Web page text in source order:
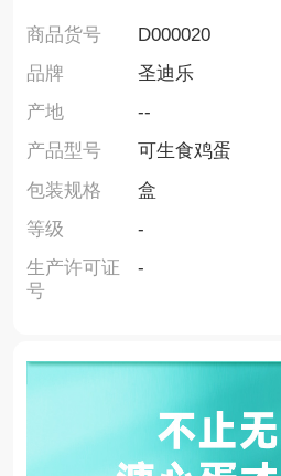
商品货号
D000020
品牌
圣迪乐
产地
--
产品型号
可生食鸡蛋
包装规格
盒
等级
-
生产许可证
号
-